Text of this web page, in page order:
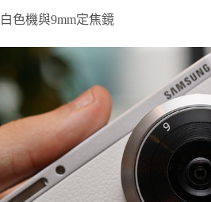
白色機與9mm定焦鏡